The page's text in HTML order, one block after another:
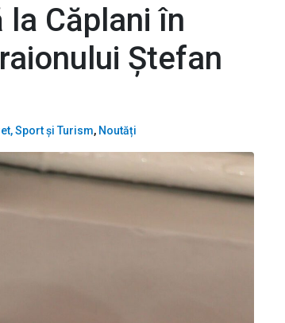
Căplani în
Ștefan
Sport și Turism, Noutăți